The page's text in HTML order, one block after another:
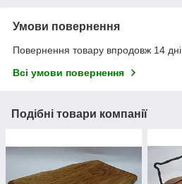
Умови повернення
Повернення товару впродовж 14
Всі умови повернення
Подібні товари компанії